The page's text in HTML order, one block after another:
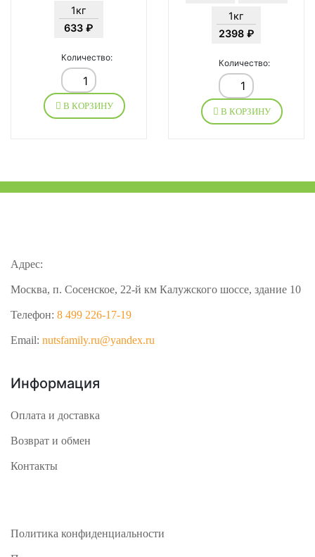
1кг
633 ₽
Количество:
В КОРЗИНУ
1кг
2398 ₽
Количество:
В КОРЗИНУ
Адрес:
Москва, п. Сосенское, 22-й км Калужского шоссе, здание 10
Телефон: 8 499 226-17-19
Email: nutsfamily.ru@yandex.ru
Информация
Оплата и доставка
Возврат и обмен
Контакты
Политика конфиденциальности